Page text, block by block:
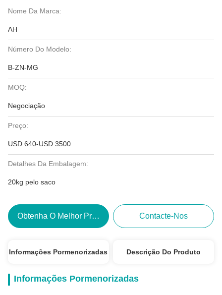
Nome Da Marca:
AH
Número Do Modelo:
B-ZN-MG
MOQ:
Negociação
Preço:
USD 640-USD 3500
Detalhes Da Embalagem:
20kg pelo saco
Obtenha O Melhor Preço Contacte-Nos
Informações Pormenorizadas Descrição Do Produto
Informações Pormenorizadas